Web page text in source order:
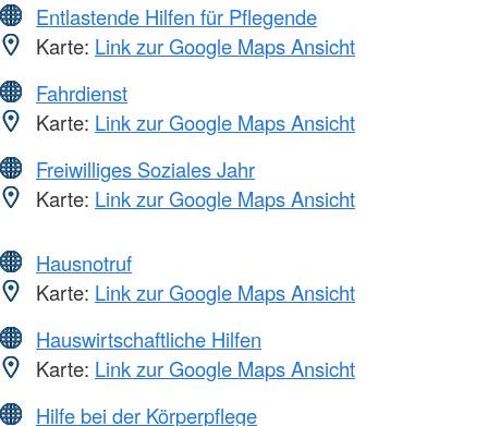
Entlastende Hilfen für Pflegende
Karte: Link zur Google Maps Ansicht
Fahrdienst
Karte: Link zur Google Maps Ansicht
Freiwilliges Soziales Jahr
Karte: Link zur Google Maps Ansicht
Hausnotruf
Karte: Link zur Google Maps Ansicht
Hauswirtschaftliche Hilfen
Karte: Link zur Google Maps Ansicht
Hilfe bei der Körperpflege